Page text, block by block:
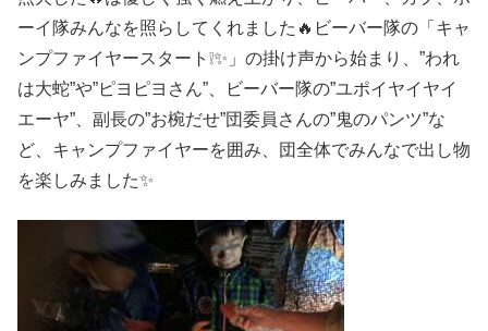
ーイ隊みんなを照らしてくれました🔥ビーバー隊の「キャ
ンプファイヤースタート❕✨」の掛け声から始まり、”われ
は大蛇”や”ピヨピヨさん”、ビーバー隊の”ユポイヤイヤイ
エーヤ”、副長の”お椀だせ”団委員さんの”鬼のパンツ”な
ど、キャンプファイヤーを囲み、団全体でみんなで出し物
を楽しみました✨